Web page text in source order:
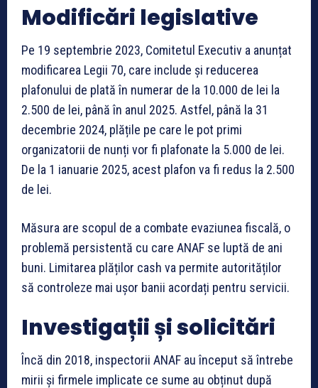
Modificări legislative
Pe 19 septembrie 2023, Comitetul Executiv a anunțat
modificarea Legii 70, care include și reducerea
plafonului de plată în numerar de la 10.000 de lei la
2.500 de lei, până în anul 2025. Astfel, până la 31
decembrie 2024, plățile pe care le pot primi
organizatorii de nunți vor fi plafonate la 5.000 de lei.
De la 1 ianuarie 2025, acest plafon va fi redus la 2.500
de lei.
Măsura are scopul de a combate evaziunea fiscală, o
problemă persistentă cu care ANAF se luptă de ani
buni. Limitarea plăților cash va permite autorităților
să controleze mai ușor banii acordați pentru servicii.
Investigații și solicitări
Încă din 2018, inspectorii ANAF au început să întrebe
mirii și firmele implicate ce sume au obținut după